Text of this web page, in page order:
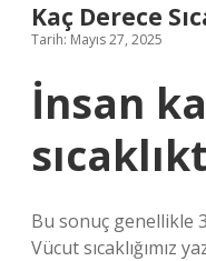
Kaç Derece
Tarih: Mayıs 27, 2025
İnsan
Bu sonuç genellikle
Vücut sıcaklığımız